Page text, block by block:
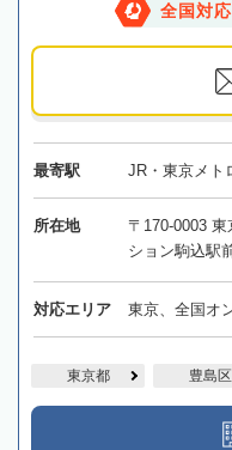
全国対応
最寄駅 JR・東京メト
所在地
〒170-0003
ション駒込駅
対応エリア 東京、全国オ
東京都 豊島区